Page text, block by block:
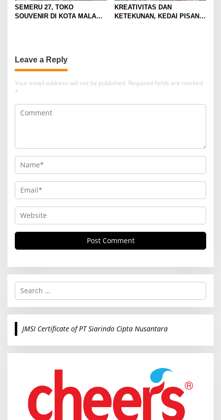
SEMERU 27, TOKO
SOUVENIR DI KOTA MALANG
KREATIVITAS DAN
KETEKUNAN, KEDAI PISANG
Leave a Reply
Your email address will not be published. Required fields are marked
*
S
r
c
o
JMSI Certificate of PT Siarindo Cipta Nusantara